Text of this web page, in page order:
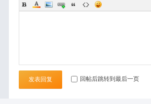
发表回复 回帖后跳转到最后一页